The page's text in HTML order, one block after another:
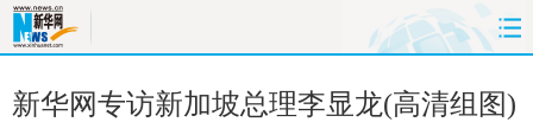
首页 时政 国际 财经
新华网专访新加坡总理李显龙(高清组图)